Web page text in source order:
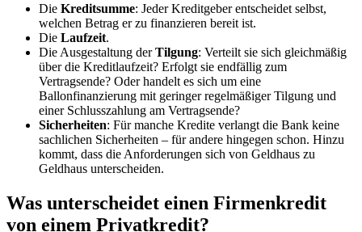
Die Kreditsumme: Jeder Kreditgeber entscheidet selbst,
welchen Betrag er zu finanzieren bereit ist.
Die Laufzeit.
Die Ausgestaltung derTilgung: Verteilt sie sich gleichmäßig
über die Kreditlaufzeit? Erfolgt sie endfällig zum
Vertragsende? Oder handelt es sich um eine
Ballonfinanzierung mit geringer regelmäßiger Tilgung und
einer Schlusszahlung am Vertragsende?
Sicherheiten: Für manche Kredite verlangt die Bank keine
sachlichen Sicherheiten – für andere hingegen schon. Hinzu
kommt, dass die Anforderungen sich von Geldhaus zu
Geldhaus unterscheiden.
Was unterscheidet einen Firmenkredit
von einem Privatkredit?